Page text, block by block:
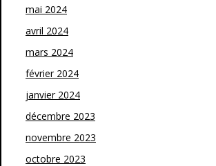
mai 2024
avril 2024
mars 2024
février 2024
janvier 2024
décembre 2023
novembre 2023
octobre 2023